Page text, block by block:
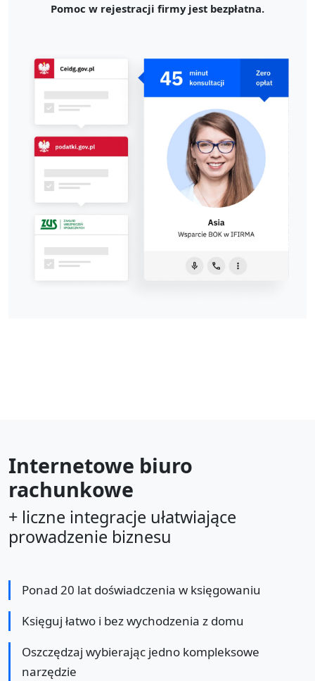
Pomoc w rejestracji firmy jest bezpłatna.
Internetowe biuro
rachunkowe
+ liczne integracje ułatwiające
prowadzenie biznesu
Ponad 20 lat doświadczenia w księgowaniu
Księguj łatwo i bez wychodzenia z domu
Oszczędzaj wybierając jedno kompleksowe
narzędzie